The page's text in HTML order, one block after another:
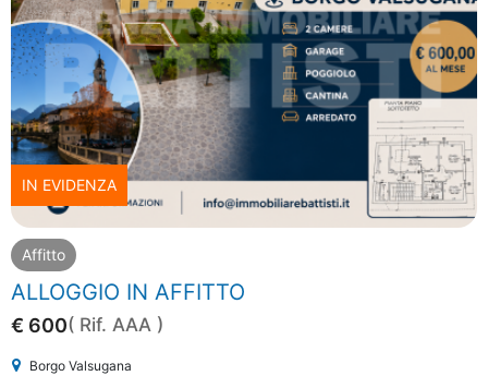
IN EVIDENZA
Affitto
ALLOGGIO IN AFFITTO
€ 600( Rif. AAA )
Borgo Valsugana